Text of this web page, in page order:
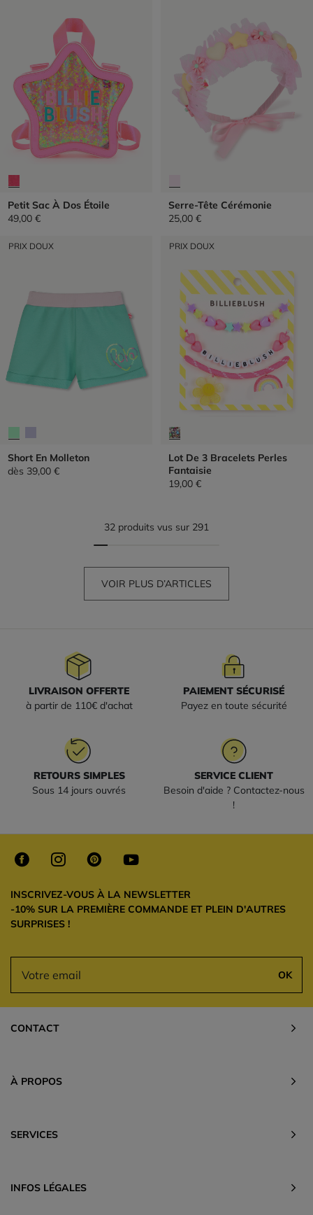
Petit Sac À Dos Étoile
49,00 €
Serre-Tête Cérémonie
25,00 €
PRIX DOUX
Short En Molleton
dès 39,00 €
PRIX DOUX
Lot De 3 Bracelets Perles
Fantaisie
19,00 €
32 produits vus sur 291
VOIR PLUS D’ARTICLES
LIVRAISON OFFERTE
à partir de 110€ d'achat
PAIEMENT SÉCURISÉ
Payez en toute sécurité
RETOURS SIMPLES
Sous 14 jours ouvrés
SERVICE CLIENT
Besoin d'aide ? Contactez-nous
!
INSCRIVEZ-VOUS À LA NEWSLETTER
-10% SUR LA PREMIÈRE COMMANDE ET PLEIN D'AUTRES
SURPRISES !
OK
CONTACT
À PROPOS
SERVICES
INFOS LÉGALES